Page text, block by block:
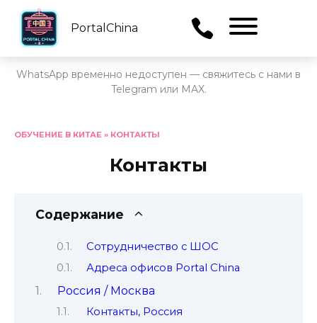
PortalChina
WhatsApp временно недоступен — свяжитесь с нами в
Telegram или MAX.
ОБУЧЕНИЕ В КИТАЕ » КОНТАКТЫ
Контакты
Содержание
Сотрудничество с ШОС
Адреса офисов Portal China
Россия / Москва
Контакты, Россия